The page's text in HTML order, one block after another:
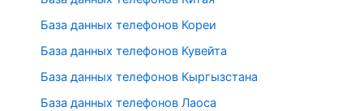
База данных телефонов Кореи
База данных телефонов Кувейта
База данных телефонов Кыргызстана
База данных телефонов Лаоса